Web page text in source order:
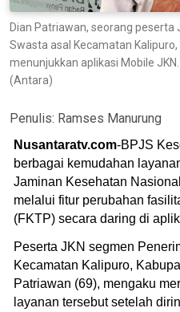
Dian Patriawan, seorang peserta
Swasta asal Kecamatan
menunjukkan aplikasi Mobile
(Antara)
Penulis: Ramses Manurung
Nusantaratv.com-BPJS
berbagai kemudahan
Jaminan Kesehatan
melalui fitur perubahan
(FKTP) secara daring di
Peserta JKN segmen
Kecamatan Kalipuro,
Patriawan (69), mengaku
layanan tersebut setelah